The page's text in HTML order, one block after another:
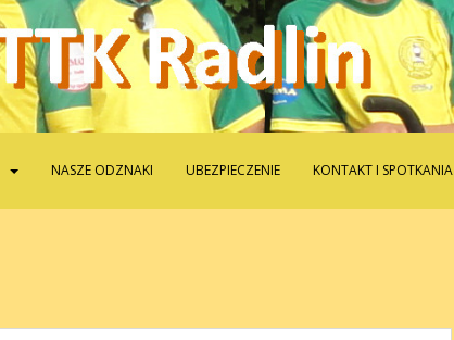
NASZE ODZNAKI UBEZPIECZENIE KONTAKT I SPOTKANIA